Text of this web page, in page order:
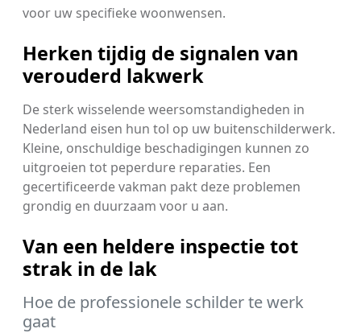
voor uw specifieke woonwensen.
Herken tijdig de signalen van
verouderd lakwerk
De sterk wisselende weersomstandigheden in
Nederland eisen hun tol op uw buitenschilderwerk.
Kleine, onschuldige beschadigingen kunnen zo
uitgroeien tot peperdure reparaties. Een
gecertificeerde vakman pakt deze problemen
grondig en duurzaam voor u aan.
Van een heldere inspectie tot
strak in de lak
Hoe de professionele schilder te werk
gaat